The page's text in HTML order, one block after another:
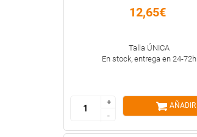
12,65€
Talla ÚNICA
En stock, entrega en 24-72h
+
-
+
-
AÑADIR